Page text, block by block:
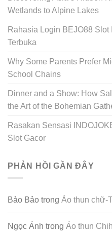
Wetlands to Alpine Lakes
Rahasia Login BEJO88
Terbuka
Why Some Parents Prefer
School Chains
Dinner and a Show: How
the Art of the Bohemian
Rasakan Sensasi
Slot Gacor
PHẢN HỒI GẦN ĐÂY
Bảo Bảo trong Áo thun chữ-
Ngọc Ánh trong Áo thun